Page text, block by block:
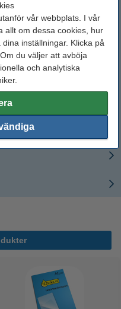
vår webbplats. I vår
allt om dessa cookies, hur
inställningar. Klicka på
du väljer att avböja
och analytiska